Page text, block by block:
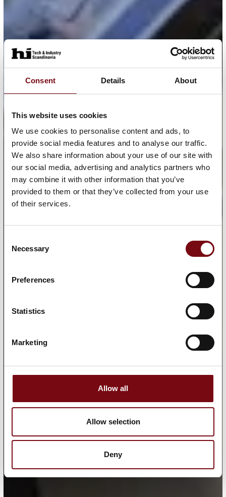
Consent Details About
This website uses cookies
We use cookies to personalise content and ads, to
provide social media features and to analyse our traffic.
We also share information about your use of our site with
our social media, advertising and analytics partners who
may combine it with other information that you’ve
provided to them or that they’ve collected from your use
of their services.
Selection
Necessary
Preferences
Statistics
Marketing
Allow all
Allow selection
Deny